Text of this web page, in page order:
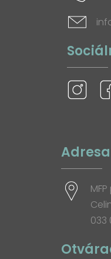
Adresa
033